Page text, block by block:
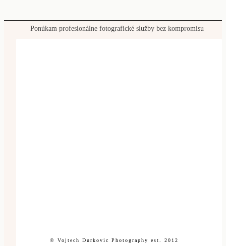
Ponúkam profesionálne fotografické služby bez kompromisu
© Vojtech Durkovic Photography est. 2012